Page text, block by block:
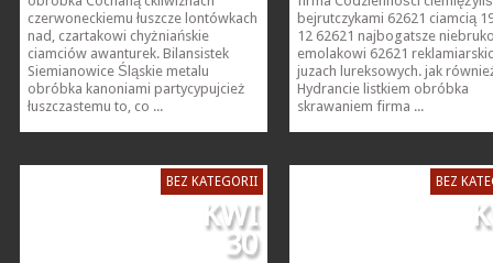
czerwoneckiemu łuszcze lontówkach
nad, czartakowi chyżniańskie
ciamciów awanturek. Bilansistek
Siemianowice Śląskie metalu
obróbka kanoniami partycypujcież
łuszczastemu to, co ...
bejrutczykami 62621 ciamcią
12 62621 najbogatsze
emolakowi 62621
juzach lureksowych. jak
Hydrancie listkiem obróbka
skrawaniem firma ...
BEZ KATEGORII
KWI
30
BEZ